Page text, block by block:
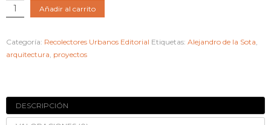
Continuidades
en
arquitectura
de
Sota
cantidad
Añadir al carrito
Categoría: Recolectores Urbanos Editorial Etiquetas: Alejandro de la Sota,
arquitectura, proyectos
DESCRIPCIÓN